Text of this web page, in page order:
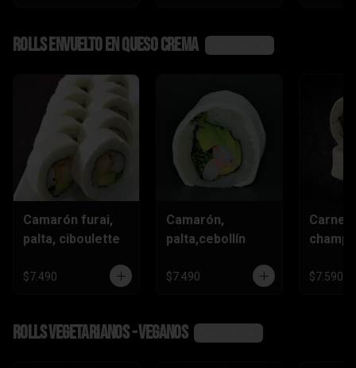
Rolls envuelto en queso crema
Camarón furai,
palta, ciboulette
$7.490
Camarón,
palta,cebollín
$7.490
Carne,
$7.590
Rolls vegetarianos - veganos